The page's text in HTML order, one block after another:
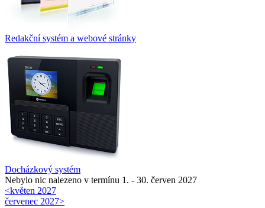
Redakční systém a webové stránky
Docházkový systém
Nebylo nic nalezeno v termínu 1. - 30. červen 2027
<květen 2027
červenec 2027>